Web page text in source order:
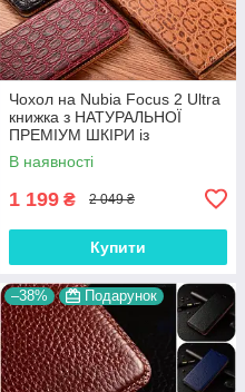
Чохол на Nubia Focus 2 Ultra
книжка з НАТУРАЛЬНОЇ
ПРЕМІУМ ШКІРИ із
підставкою протиударний
магнітний "JACOSA"
В наявності
1 199 ₴ 2 049 ₴
Купити
–38% Подарунок